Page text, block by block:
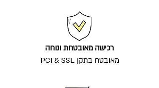
רכישה מאובטחת ונוחה
מאובטח בתקן PCI & SSL